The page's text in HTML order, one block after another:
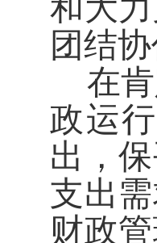
和大
团结
在
政运
出，
支出
财政